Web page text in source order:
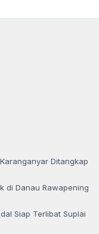
Ditangkap
di Danau Rawapening
Siap Terlibat Suplai